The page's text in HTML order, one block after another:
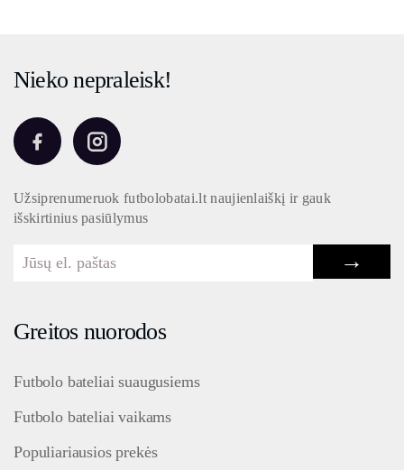
Nieko nepraleisk!
Užsiprenumeruok futbolobatai.lt naujienlaiškį ir gauk
išskirtinius pasiūlymus
→
Greitos nuorodos
Futbolo bateliai suaugusiems
Futbolo bateliai vaikams
Populiariausios prekės